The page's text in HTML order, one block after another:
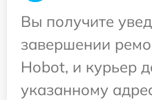
Вы получите
завершении
Hobot, и курьер
указанному